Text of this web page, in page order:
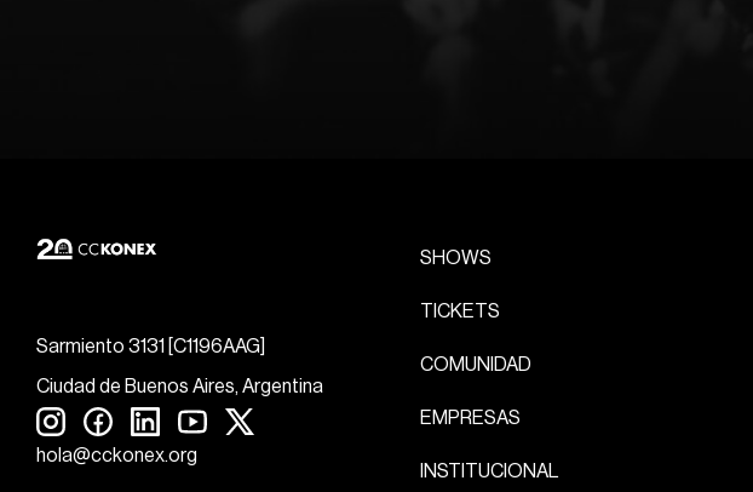
Sarmiento 3131 [C1196AAG]
Ciudad de Buenos Aires, Argentina
hola@cckonex.org
SHOWS
TICKETS
COMUNIDAD
EMPRESAS
INSTITUCIONAL